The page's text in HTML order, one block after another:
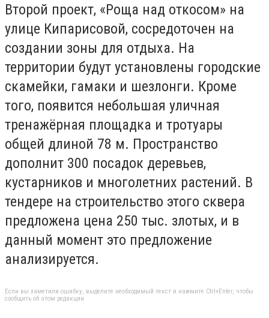
Второй проект, «Роща над откосом» на
улице Кипарисовой, сосредоточен на
создании зоны для отдыха. На
территории будут установлены городские
скамейки, гамаки и шезлонги. Кроме
того, появится небольшая уличная
тренажёрная площадка и тротуары
общей длиной 78 м. Пространство
дополнит 300 посадок деревьев,
кустарников и многолетних растений. В
тендере на строительство этого сквера
предложена цена 250 тыс. злотых, и в
данный момент это предложение
анализируется.
Если вы заметили ошибку, выделите необходимый текст и нажмите Ctrl+Enter, чтобы
сообщить об этом редакции